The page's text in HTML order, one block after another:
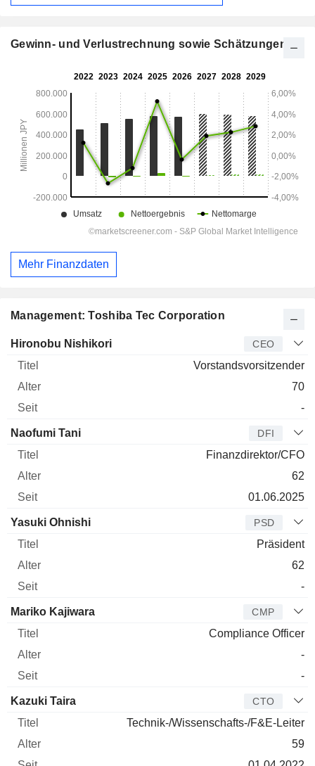
Management: Toshiba Tec Corporation
Manager Titel Alter
Hironobu Nishikori CEO
Vorstandsvorsitzender
70
-
Naofumi Tani DFI
Finanzdirektor/CFO
62
01.06.2025
Yasuki Ohnishi PSD
Präsident
62
-
Mariko Kajiwara CMP
Compliance Officer
-
-
Kazuki Taira CTO
Technik-/Wissenschafts-/F&E-Leiter
59
Gewinn- und Verlustrechnung sowie Schätzungen
Mehr Finanzdaten